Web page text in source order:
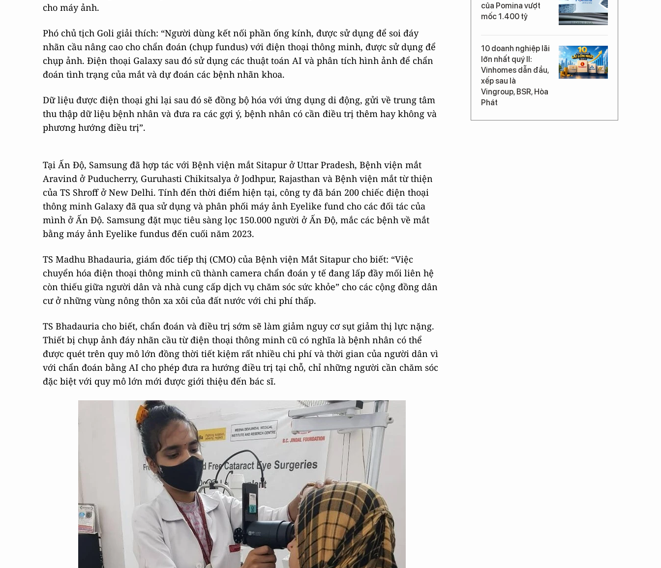
cho máy ảnh.
Phó chủ tịch Goli giải thích: “Người dùng kết nối phần ống kính, được sử dụng để soi đáy
nhãn cầu nâng cao cho chẩn đoán (chụp fundus) với điện thoại thông minh, được sử dụng để
chụp ảnh. Điện thoại Galaxy sau đó sử dụng các thuật toán AI và phân tích hình ảnh để chẩn
đoán tình trạng của mắt và dự đoán các bệnh nhãn khoa.
Dữ liệu được điện thoại ghi lại sau đó sẽ đồng bộ hóa với ứng dụng di động, gửi về trung tâm
thu thập dữ liệu bệnh nhân và đưa ra các gợi ý, bệnh nhân có cần điều trị thêm hay không và
phương hướng điều trị”.
Tại Ấn Độ, Samsung đã hợp tác với Bệnh viện mắt Sitapur ở Uttar Pradesh, Bệnh viện mắt
Aravind ở Puducherry, Guruhasti Chikitsalya ở Jodhpur, Rajasthan và Bệnh viện mắt từ thiện
của TS Shroff ở New Delhi. Tính đến thời điểm hiện tại, công ty đã bán 200 chiếc điện thoại
thông minh Galaxy đã qua sử dụng và phân phối máy ảnh Eyelike fund cho các đối tác của
mình ở Ấn Độ. Samsung đặt mục tiêu sàng lọc 150.000 người ở Ấn Độ, mắc các bệnh về mắt
bằng máy ảnh Eyelike fundus đến cuối năm 2023.
TS Madhu Bhadauria, giám đốc tiếp thị (CMO) của Bệnh viện Mắt Sitapur cho biết: “Việc
chuyển hóa điện thoại thông minh cũ thành camera chẩn đoán y tế đang lấp đầy mối liên hệ
còn thiếu giữa người dân và nhà cung cấp dịch vụ chăm sóc sức khỏe” cho các cộng đồng dân
cư ở những vùng nông thôn xa xôi của đất nước với chi phí thấp.
TS Bhadauria cho biết, chẩn đoán và điều trị sớm sẽ làm giảm nguy cơ sụt giảm thị lực nặng.
Thiết bị chụp ảnh đáy nhãn cầu từ điện thoại thông minh cũ có nghĩa là bệnh nhân có thể
được quét trên quy mô lớn đồng thời tiết kiệm rất nhiều chi phí và thời gian của người dân vì
với chẩn đoán bằng AI cho phép đưa ra hướng điều trị tại chỗ, chỉ những người cần chăm sóc
đặc biệt với quy mô lớn mới được giới thiệu đến bác sĩ.
của Pomina vượt
mốc 1.400 tỷ
10 doanh nghiệp lãi
lớn nhất quý II:
Vinhomes dẫn đầu,
xếp sau là
Vingroup, BSR, Hòa
Phát